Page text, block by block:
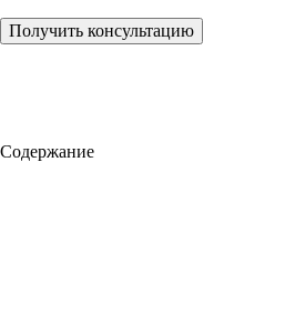
Получить консультацию
Содержание